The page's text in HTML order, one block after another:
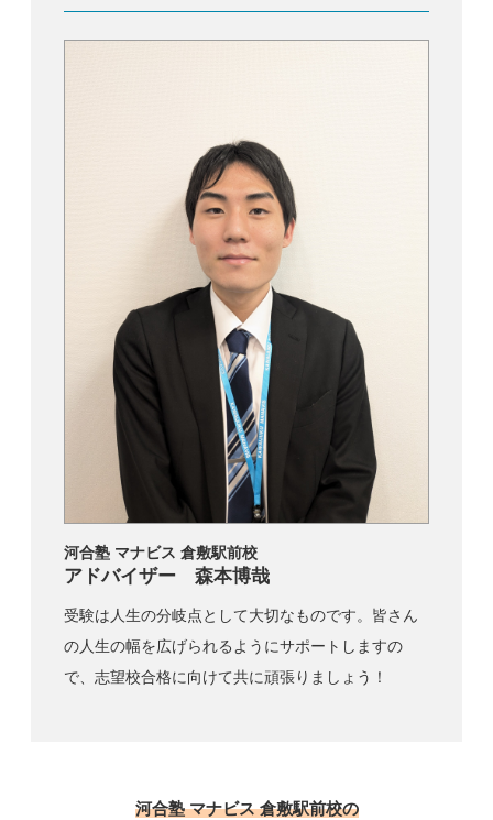
河合塾 マナビス 倉敷駅前校
アドバイザー 森本博哉
受験は人生の分岐点として大切なものです。皆さん
の人生の幅を広げられるようにサポートしますの
で、志望校合格に向けて共に頑張りましょう！
河合塾 マナビス 倉敷駅前校の